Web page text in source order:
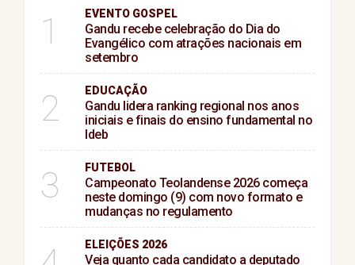
1 EVENTO GOSPEL
Gandu recebe celebração do Dia do
Evangélico com atrações nacionais em
setembro
2 EDUCAÇÃO
Gandu lidera ranking regional nos anos
iniciais e finais do ensino fundamental no
Ideb
3 FUTEBOL
Campeonato Teolandense 2026 começa
neste domingo (9) com novo formato e
mudanças no regulamento
ELEIÇÕES 2026
Veja quanto cada candidato a deputado